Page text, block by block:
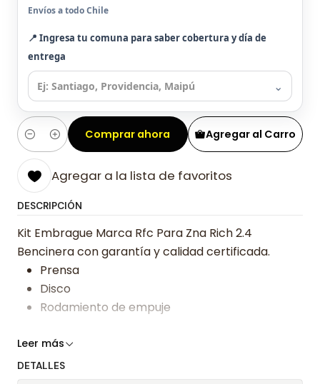
Envíos a todo Chile
📍 Ingresa tu comuna para saber cobertura y día de
entrega
⌄
Cantidad
Agregar al Carro
Comprar ahora
Agregar a la lista de favoritos
DESCRIPCIÓN
Kit Embrague Marca Rfc Para Zna Rich 2.4
Bencinera con garantía y calidad certificada.
Prensa
Disco
Rodamiento de empuje
Somos especialistas en embragues desde 2019,
Leer más
DETALLES